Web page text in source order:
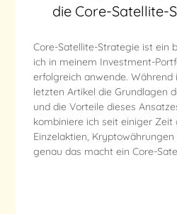
die Core-Satellite-
Core-Satellite-Strategie ist ein
ich in meinem Investment-
erfolgreich anwende. Während
letzten Artikel die Grundlagen
und die Vorteile dieses
kombiniere ich seit einiger Zeit
Einzelaktien,
genau das macht ein Core-